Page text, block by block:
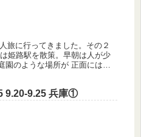
旅に行ってきました。その２
姫路駅を散策。早朝は人が少
園のような場所が 正面には姫
9.20-9.25 兵庫①